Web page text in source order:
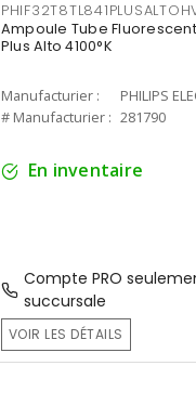
Ampoule Tube
Plus Alto 4100°K
Manufacturier :
PHILIPS
# Manufacturier : 281790
En inventaire
Compte PRO
succursale
VOIR LES DÉTAILS